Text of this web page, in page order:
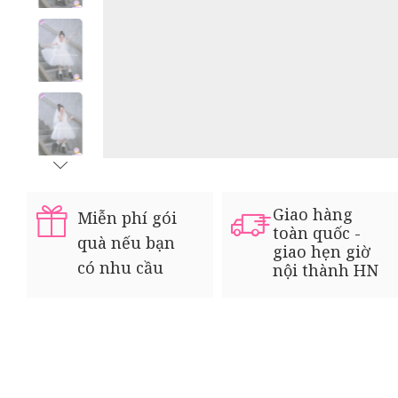
Miễn phí gói
quà nếu bạn
có nhu cầu
Giao hàng
toàn quốc -
giao hẹn giờ
nội thành HN